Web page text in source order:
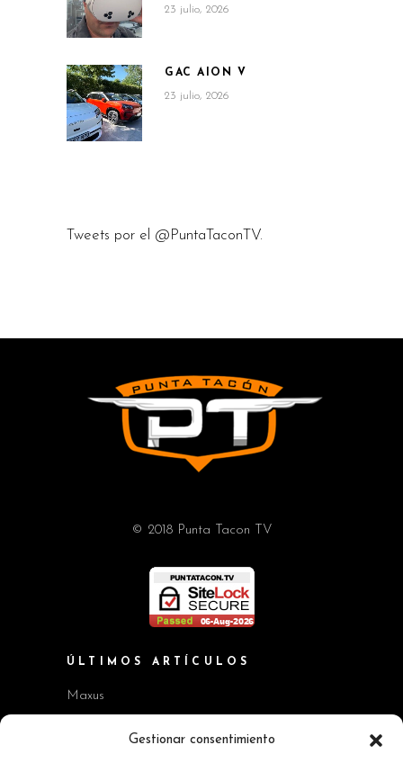
Gestionar consentimiento
23 julio, 2026
GAC AION V
23 julio, 2026
Tweets por el @PuntaTaconTV.
© 2018 Punta Tacon TV
ÚLTIMOS ARTÍCULOS
Maxus
Workshop BMW Neue Klasse